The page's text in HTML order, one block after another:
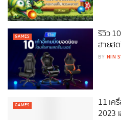
GAMES
รีวิว
สายส
BY NIN
GAMES
11 เค
2023